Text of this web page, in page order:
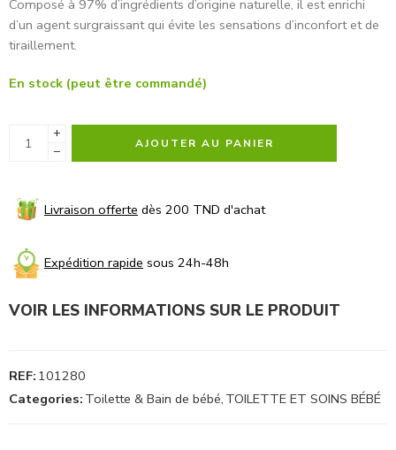
Composé à 97% d’ingrédients d’origine naturelle, il est enrichi
d’un agent surgraissant qui évite les sensations d’inconfort et de
tiraillement.
En stock (peut être commandé)
+
−
AJOUTER AU PANIER
Livraison offerte dès 200 TND d'achat
Expédition rapide sous 24h-48h
VOIR LES INFORMATIONS SUR LE PRODUIT
REF: 101280
Categories: Toilette & Bain de bébé, TOILETTE ET SOINS BÉBÉ